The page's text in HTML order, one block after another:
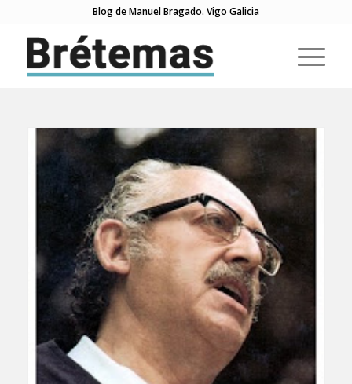
Blog de Manuel Bragado. Vigo Galicia